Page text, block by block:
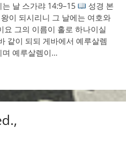
날 스가랴 14:9–15
성경 본
이 되시리니 그 날에는 여호와
요 그의 이름이 홀로 하나이실
같이 되되 게바에서 예루살렘
며 예루살렘이…